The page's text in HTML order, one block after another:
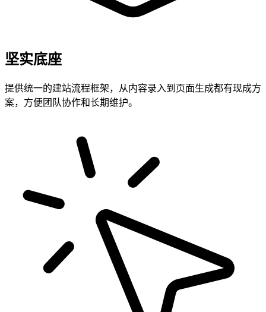
坚实底座
提供统一的建站流程框架，从内容录入到页面生成都有现成方
案，方便团队协作和长期维护。